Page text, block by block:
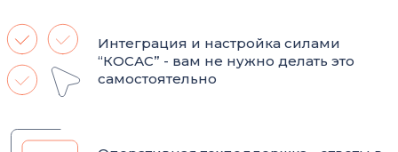
Интеграция и настройка силами
“КОСАС” - вам не нужно делать это
самостоятельно